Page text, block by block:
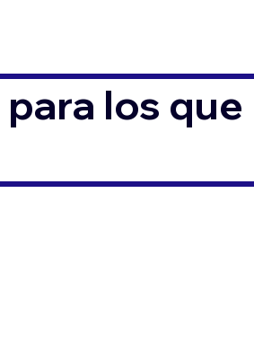
los que